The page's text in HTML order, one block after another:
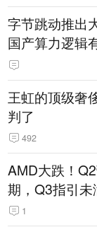
字节跳动推出
国产算力逻辑
王虹的顶级奢
判了
492
AMD大跌！
期，Q3指引
1